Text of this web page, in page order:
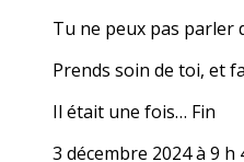
Tu ne peux pas parler
Prends soin de toi, et
Il était une fois… Fin
3 décembre 2024 à 9 h